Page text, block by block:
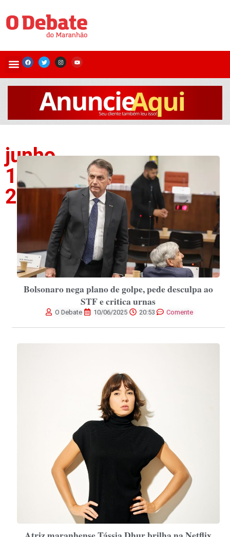
junho
10,
2025
Bolsonaro nega plano de golpe, pede desculpa ao
STF e critica urnas
O Debate 10/06/2025 20:53 Comente